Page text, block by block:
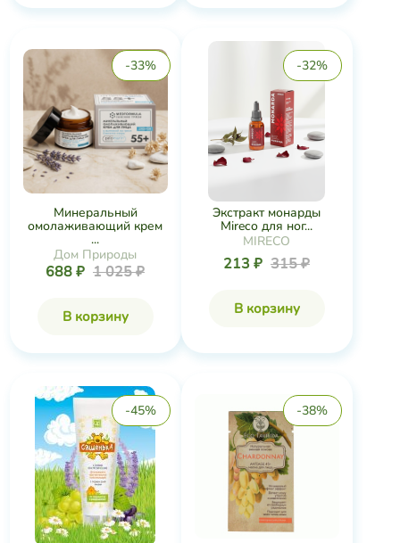
Минеральный
омолаживающий крем
...
Дом Природы
688 ₽ 1 025 ₽
В корзину
Экстракт монарды
Mireco для ног...
213 ₽ 315 ₽
В корзину
"Сашенька" - сливки
ко...
Царство Ароматов
ANTIAGE 45+ маска для
лица на на...
Eco Tavrida